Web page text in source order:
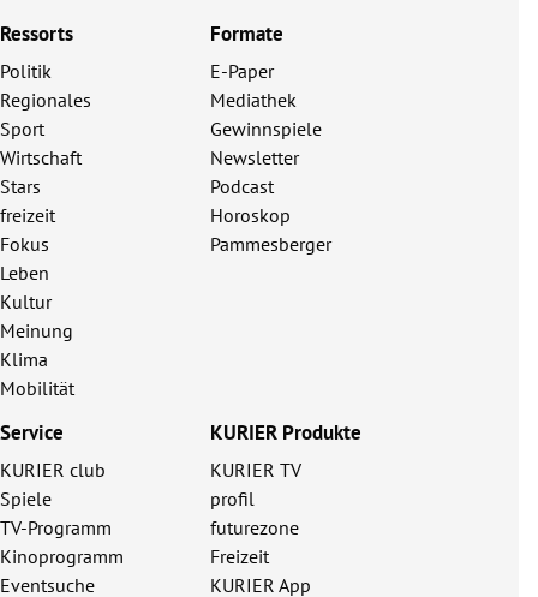
Ressorts
Politik
Regionales
Sport
Wirtschaft
Stars
freizeit
Fokus
Leben
Kultur
Meinung
Klima
Mobilität
Formate
E-Paper
Mediathek
Gewinnspiele
Newsletter
Podcast
Horoskop
Pammesberger
Service
KURIER club
Spiele
TV-Programm
Kinoprogramm
Eventsuche
KURIER Produkte
KURIER TV
profil
futurezone
Freizeit
KURIER App